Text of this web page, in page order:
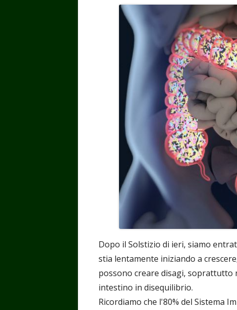
Dopo il Solstizio di ieri, siamo
stia lentamente iniziando a
possono creare disagi, soprattutto
intestino in disequilibrio.
Ricordiamo che l'80% del Sistema